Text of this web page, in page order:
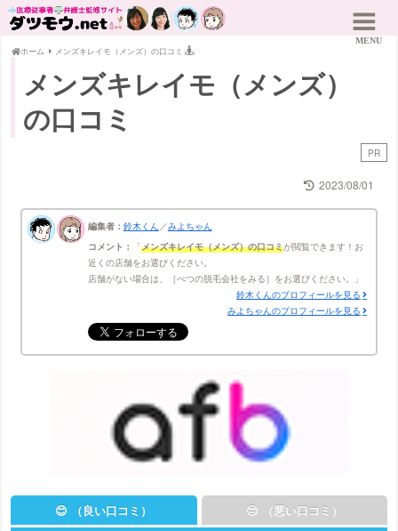
ホーム メンズキレイモ（メンズ）の口コミ
メンズキレイモ（メンズ）
の口コミ
PR
2023/08/01
編集者： 鈴木くん ／みよちゃん
コメント：
メンズキレイモ（メンズ）の口コミが閲覧できます！お
近くの店舗をお選びください。
店舗がない場合は、［べつの脱毛会社をみる］をお選びください。
鈴木くんのプロフィールを見る
みよちゃんのプロフィールを見る
😊 （良い口コミ） 😔 （悪い口コミ）